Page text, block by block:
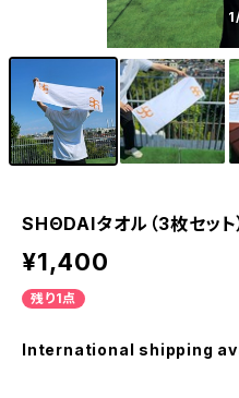
1
SHΘDAIタオル（3枚セット
¥1,400
残り1点
International shipping